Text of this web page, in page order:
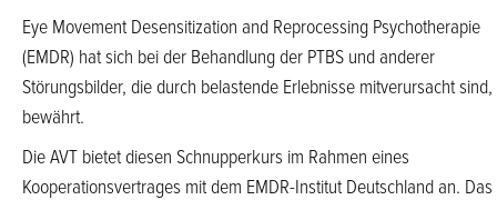
Eye Movement Desensitization and Reprocessing Psychotherapie
(EMDR) hat sich bei der Behandlung der PTBS und anderer
Störungsbilder, die durch belastende Erlebnisse mitverursacht sind,
bewährt.
Die AVT bietet diesen Schnupperkurs im Rahmen eines
Kooperationsvertrages mit dem EMDR-Institut Deutschland an. Das